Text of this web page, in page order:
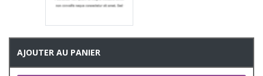
AJOUTER AU PANIER